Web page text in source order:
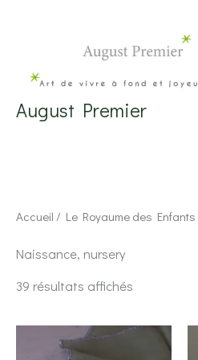
August Premier
Accueil / Le Royaume des Enfants
Naissance, nursery
39 résultats affichés
récent